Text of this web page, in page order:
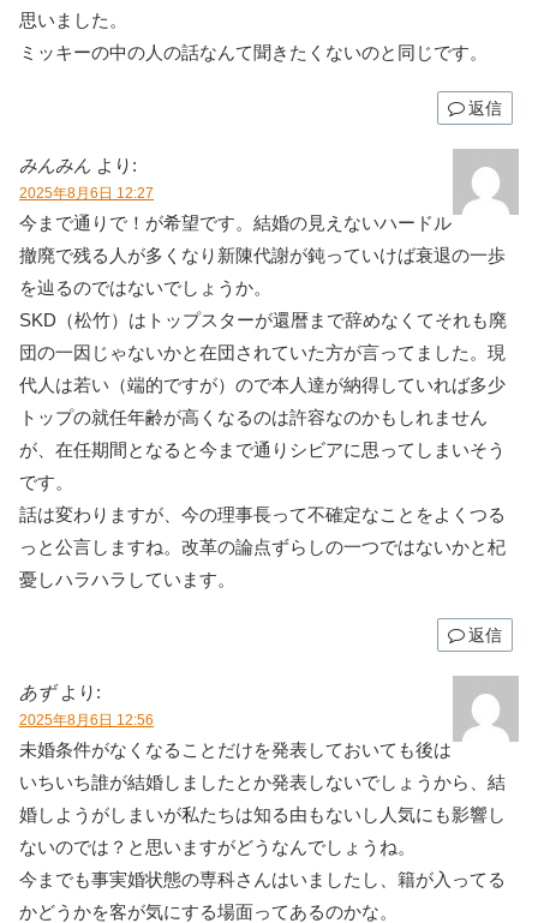
思いました。
ミッキーの中の人の話なんて聞きたくないのと同じです。
返信
みんみん より:
2025年8月6日 12:27
今まで通りで！が希望です。結婚の見えないハードル
撤廃で残る人が多くなり新陳代謝が鈍っていけば衰退の一歩
を辿るのではないでしょうか。
SKD（松竹）はトップスターが還暦まで辞めなくてそれも廃
団の一因じゃないかと在団されていた方が言ってました。現
代人は若い（端的ですが）ので本人達が納得していれば多少
トップの就任年齢が高くなるのは許容なのかもしれません
が、在任期間となると今まで通りシビアに思ってしまいそう
です。
話は変わりますが、今の理事長って不確定なことをよくつる
っと公言しますね。改革の論点ずらしの一つではないかと杞
憂しハラハラしています。
返信
あず より:
2025年8月6日 12:56
未婚条件がなくなることだけを発表しておいても後は
いちいち誰が結婚しましたとか発表しないでしょうから、結
婚しようがしまいが私たちは知る由もないし人気にも影響し
ないのでは？と思いますがどうなんでしょうね。
今までも事実婚状態の専科さんはいましたし、籍が入ってる
かどうかを客が気にする場面ってあるのかな。